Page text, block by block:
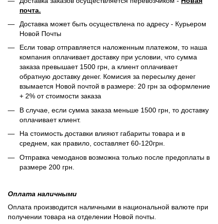
почта.
Доставка может быть осуществлена по адресу - Курьером
Новой Почты
Если товар отправляется наложенным платежом, то наша
компания оплачивает доставку при условии, что сумма
заказа превышает 1500 грн, а клиент оплачивает
обратную доставку денег. Комисия за пересылку денег
взымается Новой почтой в размере: 20 грн за оформление
+ 2% от стоимости заказа
В случае, если сумма заказа меньше 1500 грн, то доставку
оплачивает клиент.
На стоимость доставки влияют габариты товара и в
среднем, как правило, составляет 60-120грн.
Отправка чемоданов возможна только после предоплаты в
размере 200 грн.
Оплата наличными
Оплата производится наличными в национальной валюте при
получении товара на отделении Новой почты.